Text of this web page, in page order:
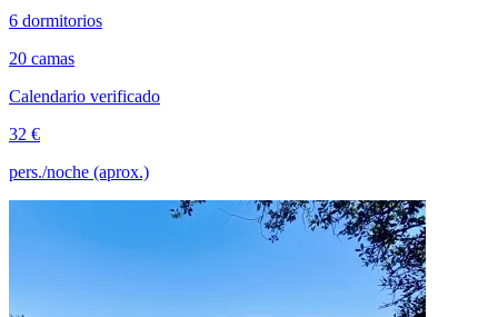
6 dormitorios
20 camas
Calendario verificado
32 €
pers./noche (aprox.)